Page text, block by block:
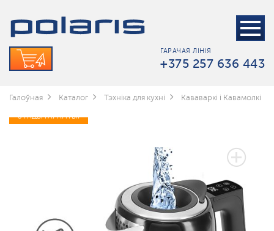
ГАРАЧАЯ ЛІНІЯ
+375 257 636 443
Галоўная Каталог Тэхніка для кухні Кававаркі і Кавамолкі
3 ГАДЫ ГАРАНТЫІ